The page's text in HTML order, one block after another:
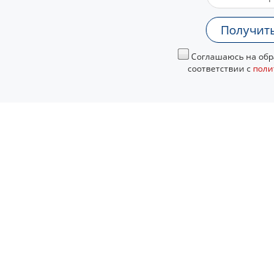
Соглашаюсь на
соответствии с